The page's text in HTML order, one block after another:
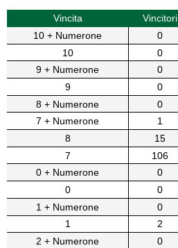
Vincita Vincitori
10 + Numerone
0
10
0
9 + Numerone
0
9
0
8 + Numerone
0
7 + Numerone
1
8
15
7
106
0 + Numerone
0
0
0
1 + Numerone
0
1
2
2 + Numerone
0